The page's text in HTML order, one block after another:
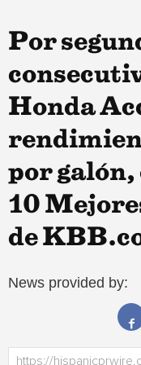
Por
Honda
por galón,
10
de
News provided by: